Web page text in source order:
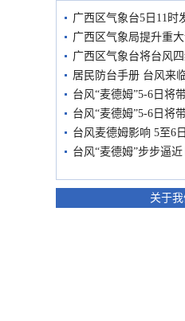
广西区气象台5日11时
广西区气象局提升重
广西区气象台将台风
居民防台手册 台风来
台风“麦德姆”5-6日将
台风“麦德姆”5-6日将
台风麦德姆影响 5至6
台风“麦德姆”步步逼
关于我